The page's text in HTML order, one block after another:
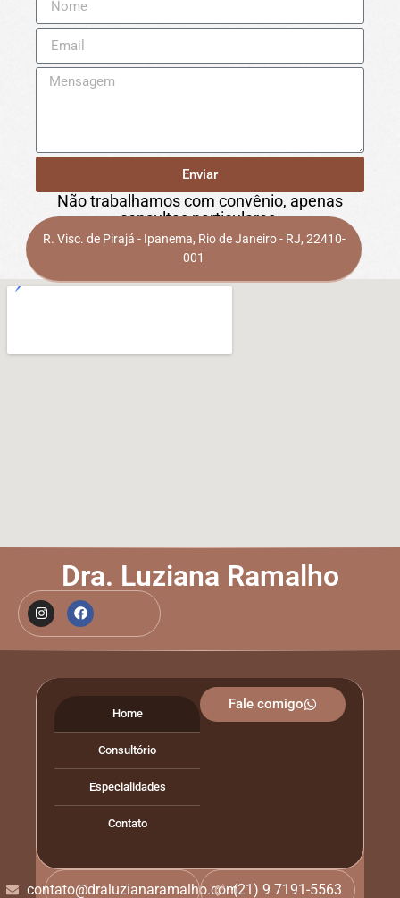
Enviar
Não trabalhamos com convênio, apenas
consultas particulares.
R. Visc. de Pirajá - Ipanema, Rio de Janeiro - RJ, 22410-
001
Dra. Luziana Ramalho
Home
Consultório
Especialidades
Contato
Fale comigo
contato@draluzianaramalho.com(21) 9 7191-5563